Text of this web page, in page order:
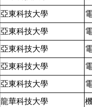
亞東科技大學
亞東科技大學
亞東科技大學
亞東科技大學
亞東科技大學
龍華科技大學